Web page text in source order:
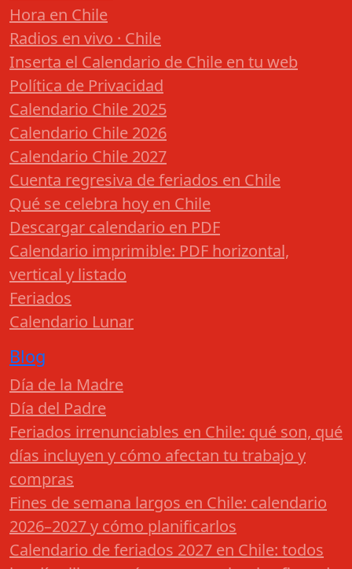
Hora en Chile
Radios en vivo · Chile
Inserta el Calendario de Chile en tu web
Política de Privacidad
Calendario Chile 2025
Calendario Chile 2026
Calendario Chile 2027
Cuenta regresiva de feriados en Chile
Qué se celebra hoy en Chile
Descargar calendario en PDF
Calendario imprimible: PDF horizontal,
vertical y listado
Feriados
Calendario Lunar
Blog
Día de la Madre
Día del Padre
Feriados irrenunciables en Chile: qué son, qué
días incluyen y cómo afectan tu trabajo y
compras
Fines de semana largos en Chile: calendario
2026–2027 y cómo planificarlos
Calendario de feriados 2027 en Chile: todos